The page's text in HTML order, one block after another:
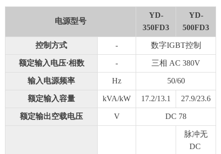
电源型号
YD-
350FD3
YD-
500FD3
控制方式 - 数字IGBT控制
额定输入电压·相数 - 三相 AC 380V
输入电源频率 Hz 50/60
额定输入容量 kVA/kW 17.2/13.1 27.9/23.6
额定输出空载电压 V DC 78
脉冲无
DC